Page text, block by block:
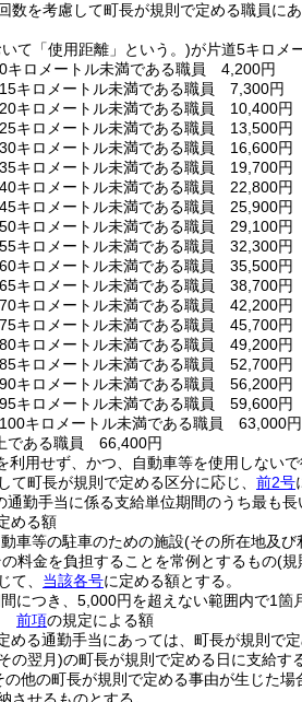
数を考慮して町長が規則で定める職員に
て「使用距離」という。)が片道5キロメ
キロメートル未満である職員 4,200円
キロメートル未満である職員 7,300円
キロメートル未満である職員 10,400円
キロメートル未満である職員 13,500円
キロメートル未満である職員 16,600円
キロメートル未満である職員 19,700円
キロメートル未満である職員 22,800円
キロメートル未満である職員 25,900円
キロメートル未満である職員 29,100円
キロメートル未満である職員 32,300円
キロメートル未満である職員 35,500円
キロメートル未満である職員 38,700円
キロメートル未満である職員 42,200円
キロメートル未満である職員 45,700円
キロメートル未満である職員 49,200円
キロメートル未満である職員 52,700円
キロメートル未満である職員 56,200円
キロメートル未満である職員 59,600円
キロメートル未満である職員 63,000円
である職員 66,400円
用せず、かつ、自動車等を使用しない
町長が規則で定める区分に応じ、 前2号
勤手当に係る支給単位期間のうち最も
める額
車等の駐車のための施設(その所在地及び
料金を負担することを常例とするもの(規
て、 当該各号に定める額とする。
つき、5,000円を超えない範囲内で1箇
前項の規定による額
める通勤手当にあっては、町長が規則で
の翌月)の町長が規則で定める日に支給す
他の町長が規則で定める事由が生じた